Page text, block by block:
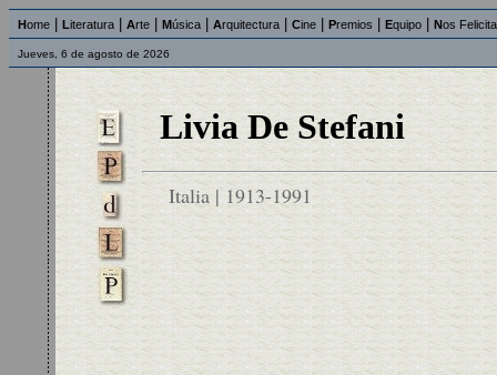
Home Literatura Arte Música Arquitectura Cine Premios Equipo Nos
Jueves, 6 de agosto de 2026
Livia De Stefani
Italia | 1913-1991